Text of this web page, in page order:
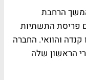
הרחבת
פריסת התשתיות
קנדה והוואי. החברה
הראשון שלה